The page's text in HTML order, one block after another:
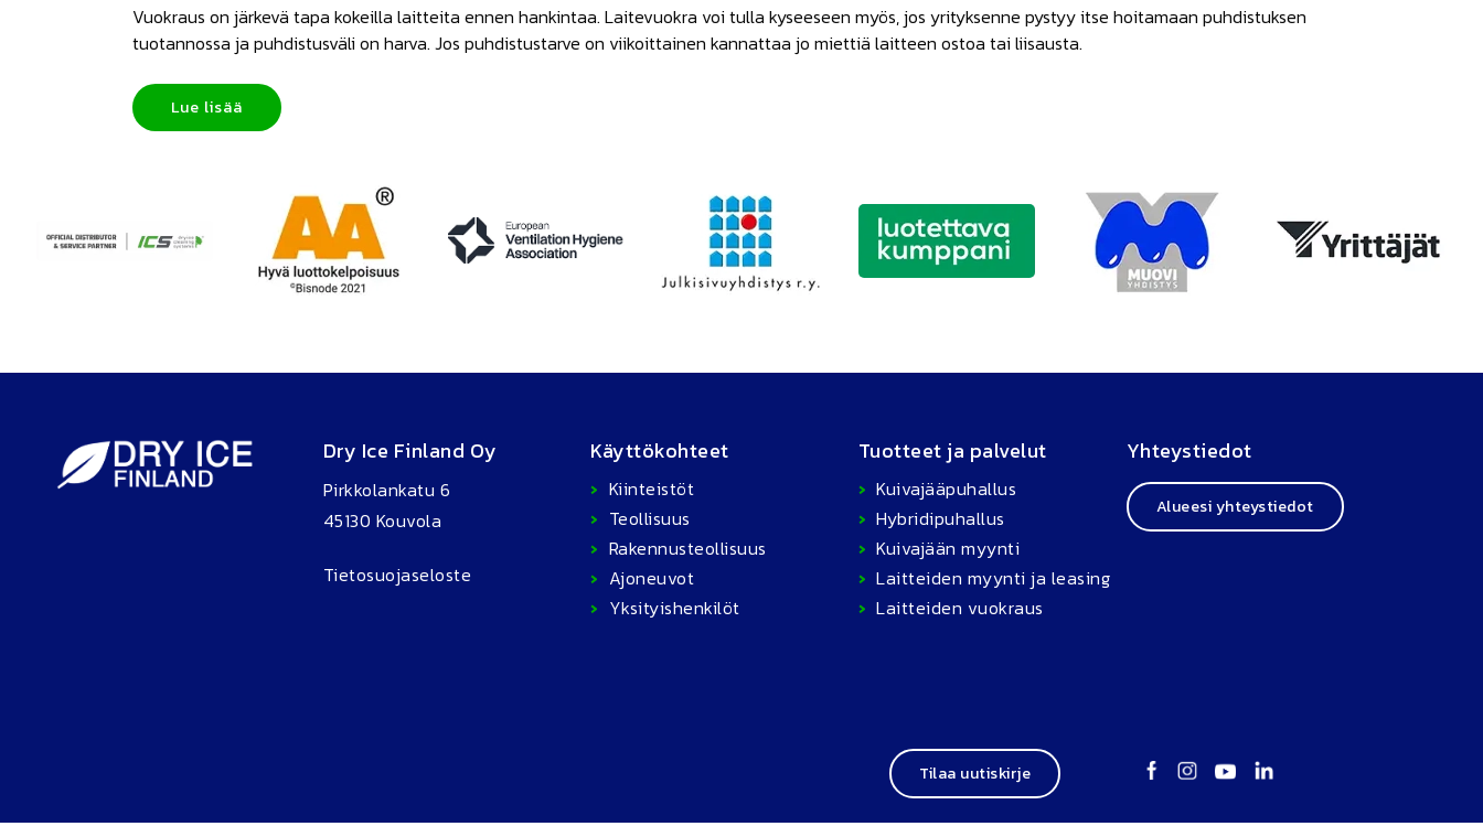
Vuokraus on järkevä tapa kokeilla laitteita ennen hankintaa. Laitevuokra voi tulla kyseeseen myös, jos yrityksenne pystyy itse hoitamaan puhdistuksen
tuotannossa ja puhdistusväli on harva. Jos puhdistustarve on viikoittainen kannattaa jo miettiä laitteen ostoa tai liisausta.
Lue lisää
Dry Ice Finland Oy
Pirkkolankatu 6
45130 Kouvola
Tietosuojaseloste
Käyttökohteet
Kiinteistöt
Teollisuus
Rakennusteollisuus
Ajoneuvot
Yksityishenkilöt
Tuotteet ja palvelut
Kuivajääpuhallus
Hybridipuhallus
Kuivajään myynti
Laitteiden myynti ja leasing
Laitteiden vuokraus
Yhteystiedot
Alueesi yhteystiedot
Tilaa uutiskirje